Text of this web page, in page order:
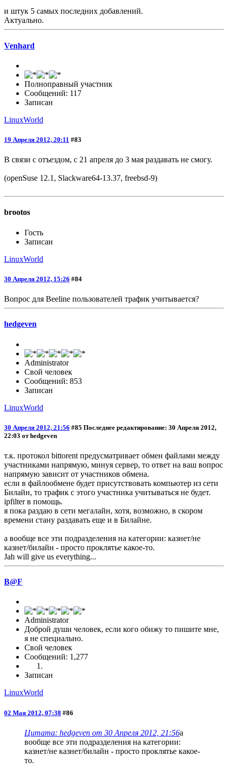
и штук 5 самых последних добавлений.
Актуально.
Venhard
Полноправный участник
Сообщений: 117
Записан
LinuxWorld
19 Апреля 2012, 20:11 #83
В связи с отъездом, с 21 апреля до 3 мая раздавать не смогу.
(openSuse 12.1, Slackware64-13.37, freebsd-9)
brootos
Гость
Записан
LinuxWorld
30 Апреля 2012, 15:26 #84
Вопрос для Beeline пользователей трафик учитывается?
hedgeven
Administrator
Свой человек
Сообщений: 853
Записан
LinuxWorld
30 Апреля 2012, 21:56 #85 Последнее редактирование: 30 Апреля 2012,
22:03 от hedgeven
т.к. протокол bittorent предусматривает обмен файлами между
участниками напрямую, минуя сервер, то ответ на ваш вопрос
напрямую зависит от участников обмена.
если в файлообмене будет присутствовать компьютер из сети
Билайн, то трафик с этого участника учитываться не будет.
ipfilter в помощь.
я пока раздаю в сети мегалайн, хотя, возможно, в скором
времени стану раздавать еще и в Билайне.
а вообще все эти подразделения на категории: казнет/не
казнет/билайн - просто проклятье какое-то.
Jah will give us everything...
B@F
Administrator
Доброй души человек, если кого обижу то пишите мне,
я не специально.
Свой человек
Сообщений: 1,277
Записан
LinuxWorld
02 Мая 2012, 07:38 #86
Цитата: hedgeven от 30 Апреля 2012, 21:56а
вообще все эти подразделения на категории:
казнет/не казнет/билайн - просто проклятье какое-
то.